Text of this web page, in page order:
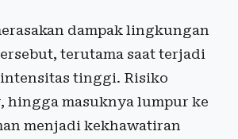
dampak lingkungan
terutama saat terjadi
tinggi. Risiko
hingga masuknya lumpur ke
menjadi kekhawatiran